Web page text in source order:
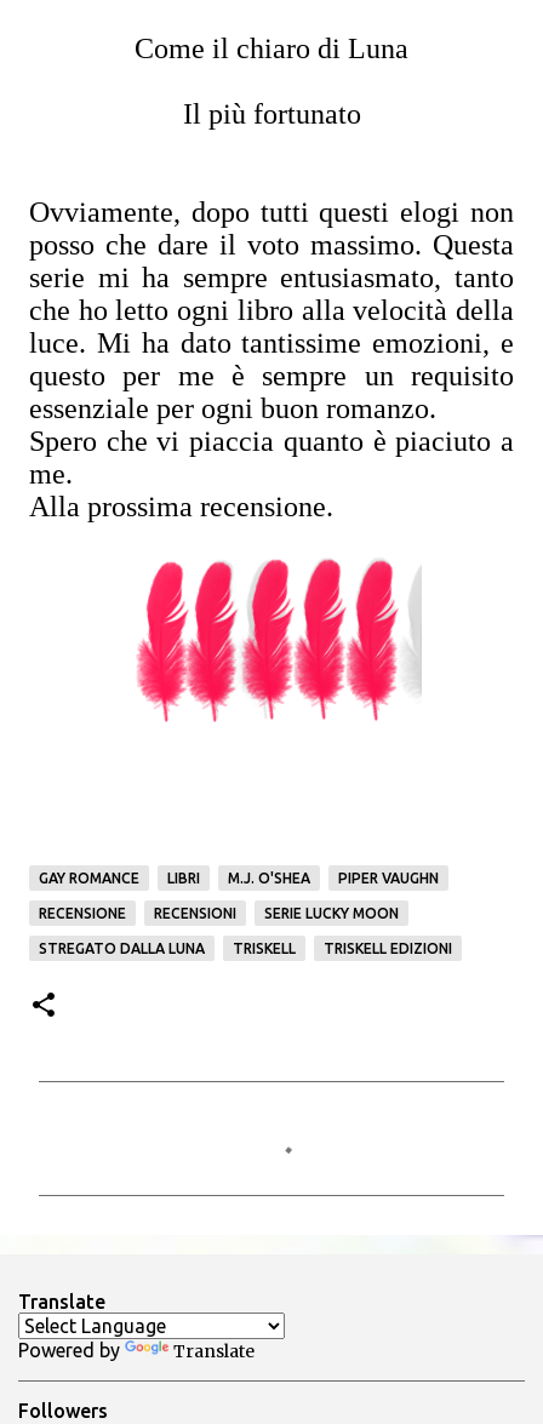
Come il chiaro di Luna
Il più fortunato
Ovviamente, dopo tutti questi elogi non
posso che dare il voto massimo. Questa
serie mi ha sempre entusiasmato, tanto
che ho letto ogni libro alla velocità della
luce. Mi ha dato tantissime emozioni, e
questo per me è sempre un requisito
essenziale per ogni buon romanzo.
Spero che vi piaccia quanto è piaciuto a
me.
Alla prossima recensione.
GAY ROMANCE LIBRI M.J. O'SHEA PIPER VAUGHN
RECENSIONE RECENSIONI SERIE LUCKY MOON
STREGATO DALLA LUNA TRISKELL TRISKELL EDIZIONI
t
i
Translate
Powered by Translate
Followers